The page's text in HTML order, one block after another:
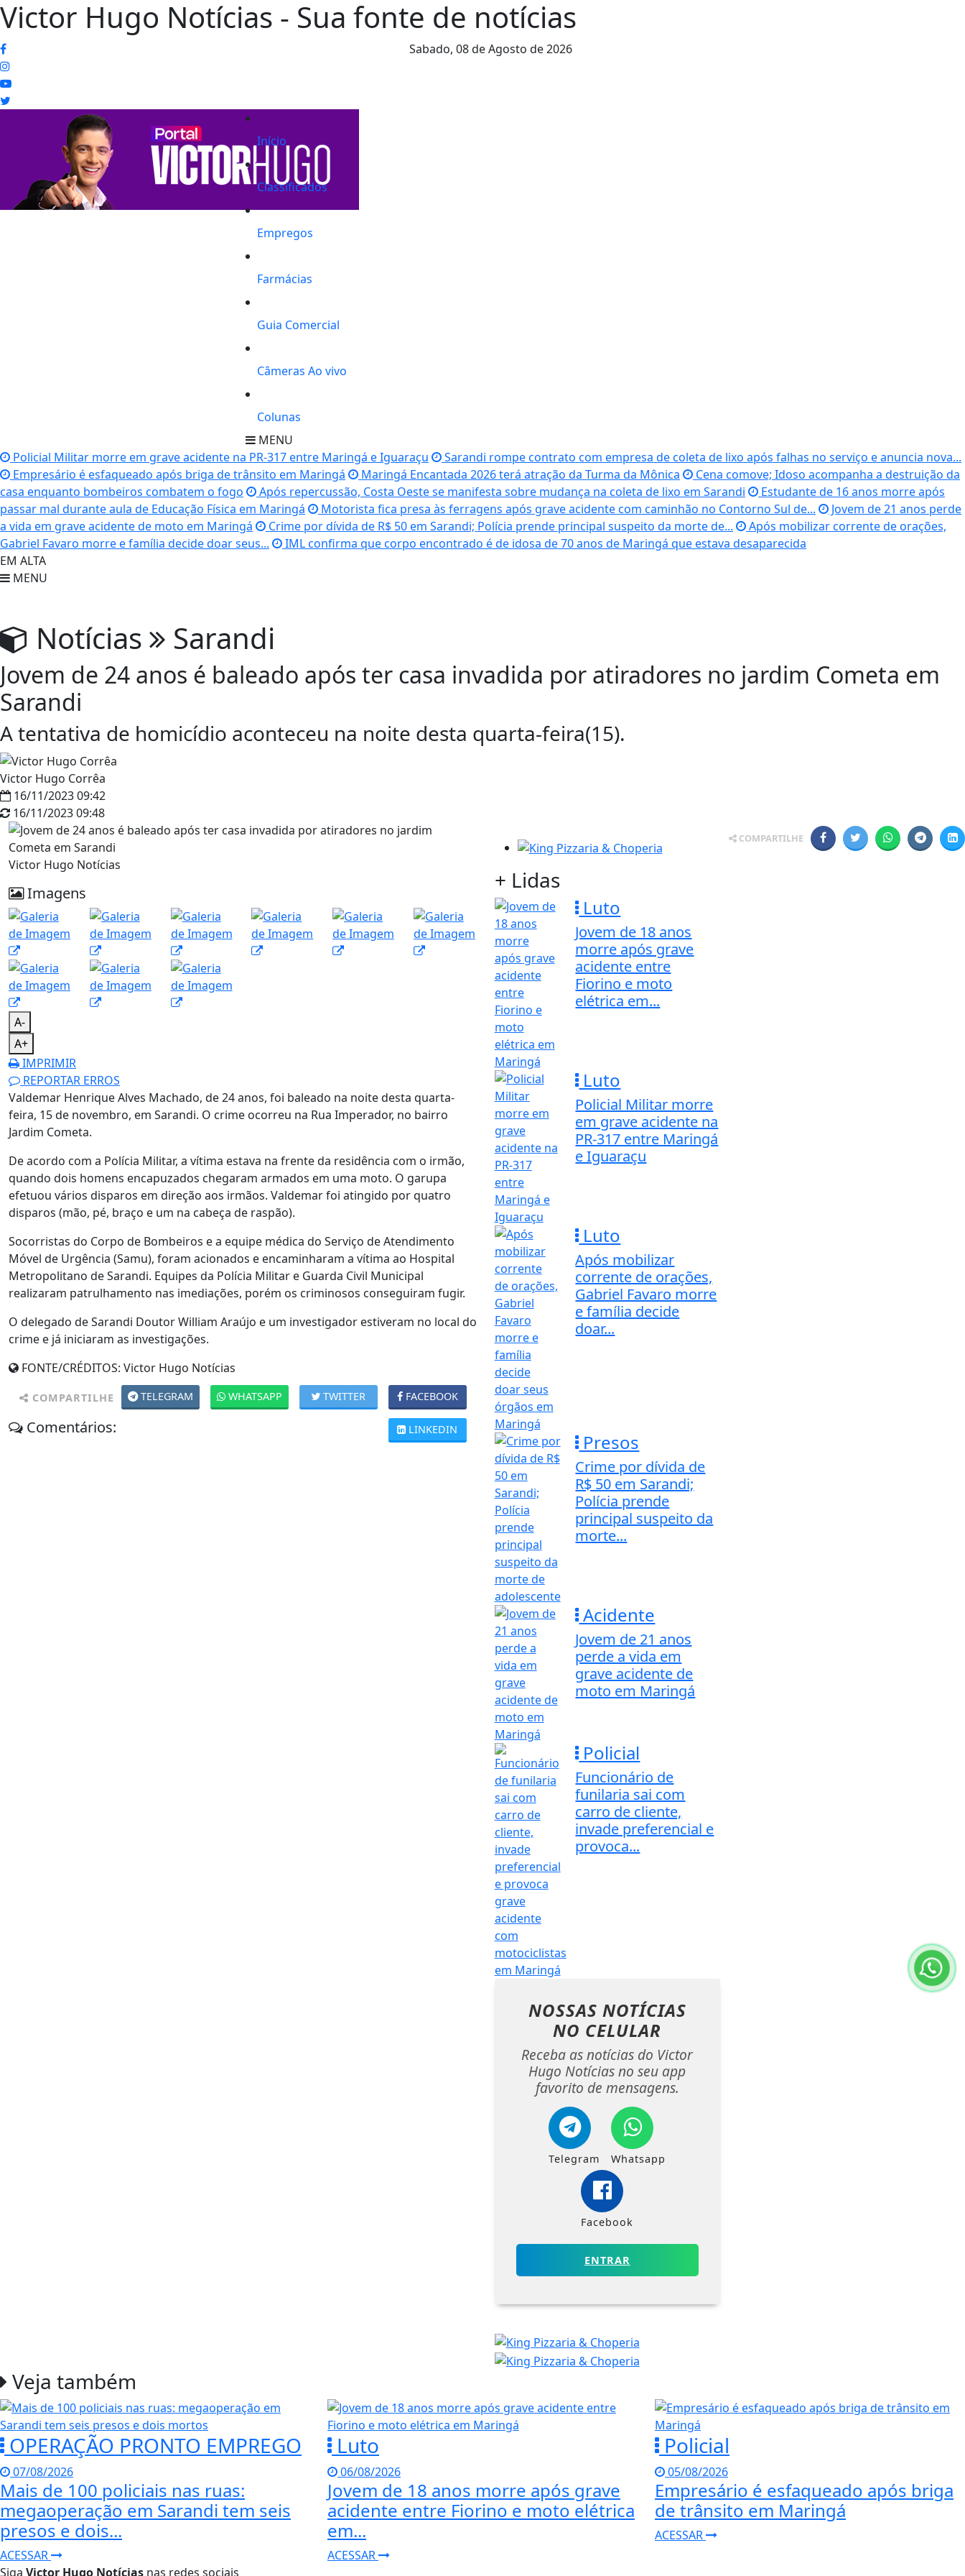
Victor Hugo Notícias - Sua fonte de notícias
Sabado, 08 de Agosto de 2026
Início
Classificados
Empregos
Farmácias
Guia Comercial
Câmeras Ao vivo
Colunas
MENU
Policial Militar morre em grave acidente na PR-317 entre Maringá e Iguaraçu
Sarandi rompe contrato com empresa de coleta de lixo após falhas no serviço e anuncia nova...
Empresário é esfaqueado após briga de trânsito em Maringá
Maringá Encantada 2026 terá atração da Turma da Mônica
Cena comove; Idoso acompanha a destruição da
casa enquanto bombeiros combatem o fogo
Após repercussão, Costa Oeste se manifesta sobre mudança na coleta de lixo em Sarandi
Estudante de 16 anos morre após
passar mal durante aula de Educação Física em Maringá
Motorista fica presa às ferragens após grave acidente com caminhão no Contorno Sul de...
Jovem de 21 anos perde
a vida em grave acidente de moto em Maringá
Crime por dívida de R$ 50 em Sarandi; Polícia prende principal suspeito da morte de...
Após mobilizar corrente de orações,
Gabriel Favaro morre e família decide doar seus...
IML confirma que corpo encontrado é de idosa de 70 anos de Maringá que estava desaparecida
EM ALTA
MENU
Notícias Sarandi
Jovem de 24 anos é baleado após ter casa invadida por atiradores no jardim Cometa em
Sarandi
A tentativa de homicídio aconteceu na noite desta quarta-feira(15).
Victor Hugo Corrêa
16/11/2023 09:42
16/11/2023 09:48
COMPARTILHE
Victor Hugo Notícias
Imagens
A-
A+
IMPRIMIR
REPORTAR ERROS
Valdemar Henrique Alves Machado, de 24 anos, foi baleado na noite desta quarta-
feira, 15 de novembro, em Sarandi. O crime ocorreu na Rua Imperador, no bairro
Jardim Cometa.
De acordo com a Polícia Militar, a vítima estava na frente da residência com o irmão,
quando dois homens encapuzados chegaram armados em uma moto. O garupa
efetuou vários disparos em direção aos irmãos. Valdemar foi atingido por quatro
disparos (mão, pé, braço e um na cabeça de raspão).
Socorristas do Corpo de Bombeiros e a equipe médica do Serviço de Atendimento
Móvel de Urgência (Samu), foram acionados e encaminharam a vítima ao Hospital
Metropolitano de Sarandi. Equipes da Polícia Militar e Guarda Civil Municipal
realizaram patrulhamento nas imediações, porém os criminosos conseguiram fugir.
O delegado de Sarandi Doutor William Araújo e um investigador estiveram no local do
crime e já iniciaram as investigações.
FONTE/CRÉDITOS: Victor Hugo Notícias
COMPARTILHE FACEBOOK
TWITTER
WHATSAPP
TELEGRAM
LINKEDIN
Comentários:
+ Lidas
Luto
Jovem de 18 anos
morre após grave
acidente entre
Fiorino e moto
elétrica em...
Luto
Policial Militar morre
em grave acidente na
PR-317 entre Maringá
e Iguaraçu
Luto
Após mobilizar
corrente de orações,
Gabriel Favaro morre
e família decide
doar...
Presos
Crime por dívida de
R$ 50 em Sarandi;
Polícia prende
principal suspeito da
morte...
Acidente
Jovem de 21 anos
perde a vida em
grave acidente de
moto em Maringá
Policial
Funcionário de
funilaria sai com
carro de cliente,
invade preferencial e
provoca...
NOSSAS NOTÍCIAS
NO CELULAR
Receba as notícias do Victor
Hugo Notícias no seu app
favorito de mensagens.
Telegram Whatsapp
Facebook
ENTRAR
Veja também
OPERAÇÃO PRONTO EMPREGO
07/08/2026
Mais de 100 policiais nas ruas:
megaoperação em Sarandi tem seis
presos e dois...
ACESSAR
Luto
06/08/2026
Jovem de 18 anos morre após grave
acidente entre Fiorino e moto elétrica
em...
ACESSAR
Policial
05/08/2026
Empresário é esfaqueado após briga
de trânsito em Maringá
ACESSAR
Siga Victor Hugo Notícias nas redes sociais